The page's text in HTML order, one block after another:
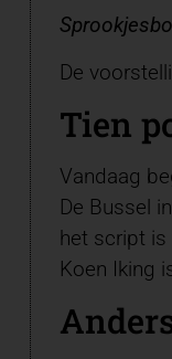
De
Tien
Vandaag
De Bussel
het script is
Koen Iking